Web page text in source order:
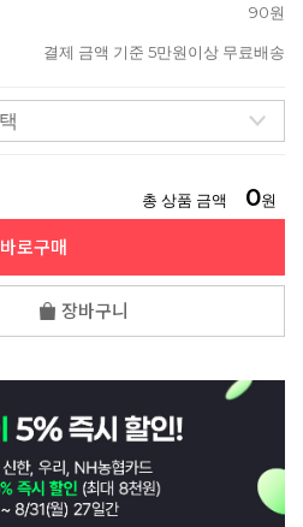
90원
결제 금액 기준 5만원이상 무료배송
총 상품 금액 0원
바로구매
장바구니